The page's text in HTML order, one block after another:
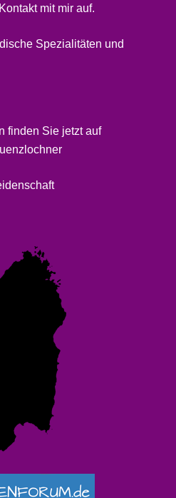
Kontaktmit mir auf.
finden Sie jetzt auf